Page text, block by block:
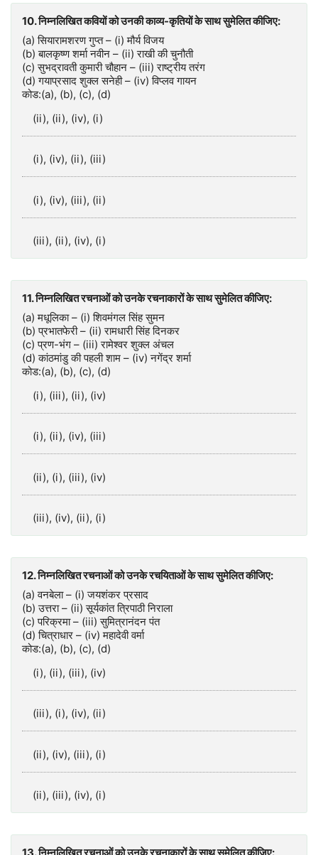
10. निम्नलिखित कवियों को उनकी काव्य-कृतियों के साथ सुमेलित कीजिए:
(a) सियारामशरण गुप्त – (i) मौर्य विजय
(b) बालकृष्ण शर्मा नवीन – (ii) राखी की चुनौती
(c) सुभद्रावती कुमारी चौहान – (iii) राष्ट्रीय तरंग
(d) गयाप्रसाद शुक्ल सनेही – (iv) विप्लव गायन
कोड:(a), (b), (c), (d)
(ii), (ii), (iv), (i)
(i), (iv), (ii), (iii)
(i), (iv), (iii), (ii)
(iii), (ii), (iv), (i)
11. निम्नलिखित रचनाओं को उनके रचनाकारों के साथ सुमेलित कीजिए:
(a) मधूलिका – (i) शिवमंगल सिंह सुमन
(b) प्रभातफेरी – (ii) रामधारी सिंह दिनकर
(c) प्रण-भंग – (iii) रामेश्वर शुक्ल अंचल
(d) कांठमांडु की पहली शाम – (iv) नगेंद्र शर्मा
कोड:(a), (b), (c), (d)
(i), (iii), (ii), (iv)
(i), (ii), (iv), (iii)
(ii), (i), (iii), (iv)
(iii), (iv), (ii), (i)
12. निम्नलिखित रचनाओं को उनके रचयिताओं के साथ सुमेलित कीजिए:
(a) वनबेला – (i) जयशंकर प्रसाद
(b) उत्तरा – (ii) सूर्यकांत त्रिपाठी निराला
(c) परिक्रमा – (iii) सुमित्रानंदन पंत
(d) चित्राधार – (iv) महादेवी वर्मा
कोड:(a), (b), (c), (d)
(i), (ii), (iii), (iv)
(iii), (i), (iv), (ii)
(ii), (iv), (iii), (i)
(ii), (iii), (iv), (i)